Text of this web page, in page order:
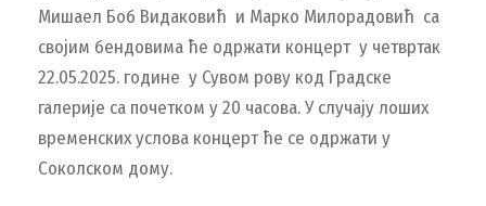
Мишаел Боб Видаковић и Марко Милорадовић са
својим бендовима ће одржати концерт у четвртак
22.05.2025. године у Сувом рову код Градске
галерије са почетком у 20 часова. У случају лоших
временских услова концерт ће се одржати у
Соколском дому.